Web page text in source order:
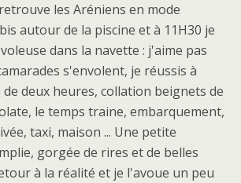
les Aréniens en mode
autour de la piscine et à 11H30 je
dans la navette : j'aime pas
s'envolent, je réussis à
deux heures, collation beignets de
le temps traine, embarquement,
taxi, maison ... Une petite
gorgée de rires et de belles
à la réalité et je l'avoue un peu